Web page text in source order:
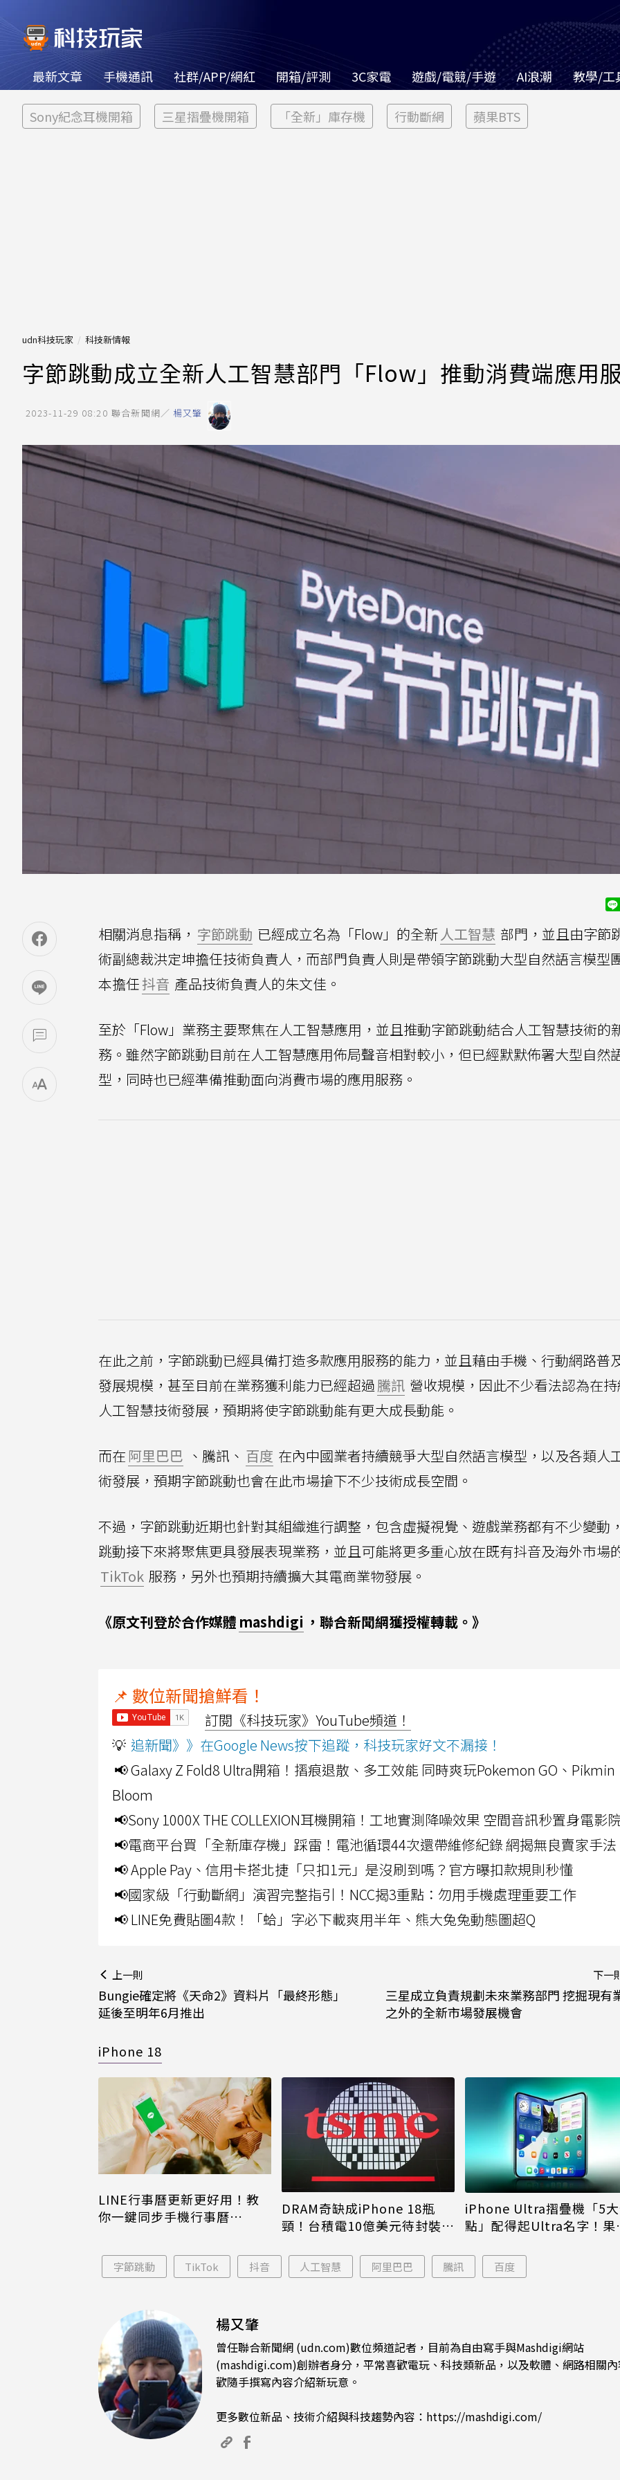
最新文章 手機通訊 社群/APP/網紅 開箱/評測 3C家電 遊戲/電競/手遊 AI浪潮 教學/工
Sony紀念耳機開箱 三星摺疊機開箱 「全新」庫存機 行動斷網 蘋果BTS
udn科技玩家 科技新情報
字節跳動成立全新人工智慧部門「Flow」推動消費端應用
2023-11-29 08:20 聯合新聞網／ 楊又肇
相關消息指稱， 字節跳動 已經成立名為「Flow」的全新人工智慧 部門，並且由字節
術副總裁洪定坤擔任技術負責人，而部門負責人則是帶領字節跳動大型自然語言模型
本擔任抖音 產品技術負責人的朱文佳。
至於「Flow」業務主要聚焦在人工智慧應用，並且推動字節跳動結合人工智慧技術的
務。雖然字節跳動目前在人工智慧應用佈局聲音相對較小，但已經默默佈署大型自然
型，同時也已經準備推動面向消費市場的應用服務。
在此之前，字節跳動已經具備打造多款應用服務的能力，並且藉由手機、行動網路普
發展規模，甚至目前在業務獲利能力已經超過騰訊 營收規模，因此不少看法認為在
人工智慧技術發展，預期將使字節跳動能有更大成長動能。
而在 阿里巴巴 、騰訊、 百度 在內中國業者持續競爭大型自然語言模型，以及各類人
術發展，預期字節跳動也會在此市場搶下不少技術成長空間。
不過，字節跳動近期也針對其組織進行調整，包含虛擬視覺、遊戲業務都有不少變動
跳動接下來將聚焦更具發展表現業務，並且可能將更多重心放在既有抖音及海外市場
TikTok 服務，另外也預期持續擴大其電商業物發展。
《原文刊登於合作媒體 mashdigi ，聯合新聞網獲授權轉載。》
📌 數位新聞搶鮮看！
訂閱《科技玩家》YouTube頻道！
💡 追新聞》》在Google News按下追蹤，科技玩家好文不漏接！
📢 Galaxy Z Fold8 Ultra開箱！摺痕退散、多工效能 同時爽玩Pokemon GO、Pikmin
Bloom
📢Sony 1000X THE COLLEXION耳機開箱！工地實測降噪效果 空間音訊秒置身電影
📢電商平台買「全新庫存機」踩雷！電池循環44次還帶維修紀錄 網揭無良賣家手法
📢 Apple Pay、信用卡搭北捷「只扣1元」是沒刷到嗎？官方曝扣款規則秒懂
📢國家級「行動斷網」演習完整指引！NCC揭3重點：勿用手機處理重要工作
📢 LINE免費貼圖4款！「蛤」字必下載爽用半年、熊大兔兔動態圖超Q
上一則
Bungie確定將《天命2》資料片「最終形態」
延後至明年6月推出
下一
三星成立負責規劃未來業務部門 挖掘現有
之外的全新市場發展機會
iPhone 18
LINE行事曆更新更好用！教
你一鍵同步手機行事曆
DRAM奇缺成iPhone 18瓶
頸！台積電10億美元待封裝晶
iPhone Ultra摺疊機「5
點」配得起Ultra名字！果
字節跳動 TikTok 抖音 人工智慧 阿里巴巴 騰訊 百度
楊又肇
曾任聯合新聞網 (udn.com)數位頻道記者，目前為自由寫手與Mashdigi網站
(mashdigi.com)創辦者身分，平常喜歡電玩、科技類新品，以及軟體、網路相關
歡隨手撰寫內容介紹新玩意。
更多數位新品、技術介紹與科技趨勢內容： https://mashdigi.com/